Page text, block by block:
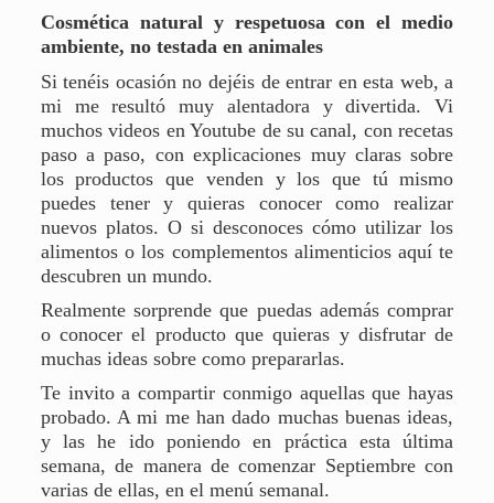
Cosmética natural y respetuosa con el medio
ambiente, no testada en animales
Si tenéis ocasión no dejéis de entrar en esta web, a
mi me resultó muy alentadora y divertida. Vi
muchos videos en Youtube de su canal, con recetas
paso a paso, con explicaciones muy claras sobre
los productos que venden y los que tú mismo
puedes tener y quieras conocer como realizar
nuevos platos. O si desconoces cómo utilizar los
alimentos o los complementos alimenticios aquí te
descubren un mundo.
Realmente sorprende que puedas además comprar
o conocer el producto que quieras y disfrutar de
muchas ideas sobre como prepararlas.
Te invito a compartir conmigo aquellas que hayas
probado. A mi me han dado muchas buenas ideas,
y las he ido poniendo en práctica esta última
semana, de manera de comenzar Septiembre con
varias de ellas, en el menú semanal.